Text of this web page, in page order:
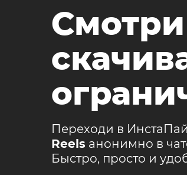
Переходи в
Reels анонимно в
Быстро, просто и